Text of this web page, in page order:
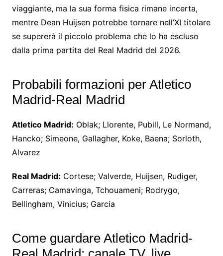
viaggiante, ma la sua forma fisica rimane incerta,
mentre Dean Huijsen potrebbe tornare nell’XI titolare
se supererà il piccolo problema che lo ha escluso
dalla prima partita del Real Madrid del 2026.
Probabili formazioni per Atletico
Madrid-Real Madrid
Atletico Madrid: Oblak; Llorente, Pubill, Le Normand,
Hancko; Simeone, Gallagher, Koke, Baena; Sorloth,
Alvarez
Real Madrid: Cortese; Valverde, Huijsen, Rudiger,
Carreras; Camavinga, Tchouameni; Rodrygo,
Bellingham, Vinicius; Garcia
Come guardare Atletico Madrid-